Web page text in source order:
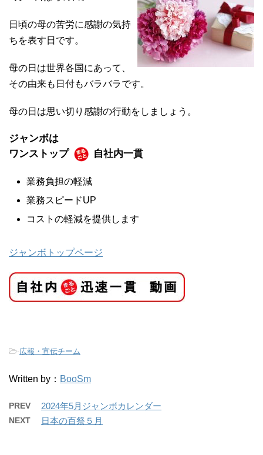
日頃の母の苦労に感謝の気持
ちを表す日です。
母の日は世界各国にあって、
その由来も日付もバラバラです。
母の日は思い切り感謝の行動をしましょう。
ジャンボは
ワンストップ
自社内一貫
業務負担の軽減
業務スピードUP
コストの軽減を提供します
ジャンボトップページ
-広報・宣伝チーム
Written by： BooSm
PREV 2024年5月ジャンボカレンダー
NEXT 日本の百祭５月